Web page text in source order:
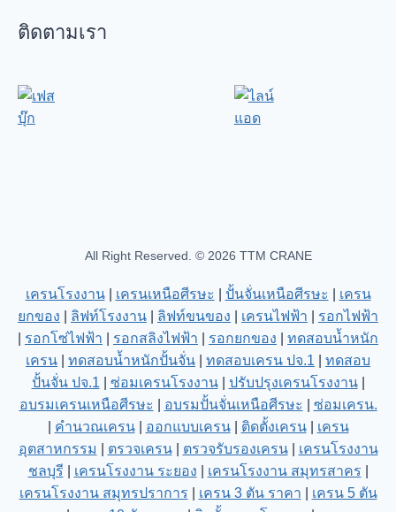
ติดตามเรา
All Right Reserved. © 2026 TTM CRANE
เครนโรงงาน| เครนเหนือศีรษะ ปั้นจั่นเหนือศีรษะ
เครน
ยกของ
ลิฟท์โรงงาน ลิฟท์ขนของ เครนไฟฟ้า
รอกไฟฟ้า
รอกโซ่ไฟฟ้า รอกสลิงไฟฟ้า รอกยกของ
ทดสอบน้ำหนัก
เครน
ทดสอบน้ำหนักปั้นจั่น ทดสอบเครน ปจ.1
ทดสอบ
ปั้นจั่น ปจ.1
ซ่อมเครนโรงงาน| ปรับปรุงเครนโรงงาน|
อบรมเครนเหนือศีรษะ
อบรมปั้นจั่นเหนือศีรษะ
ซ่อมเครน.
คำนวณเครน| ออกแบบเครน| ติดตั้งเครน| เครน
อุตสาหกรรม
ตรวจเครน| ตรวจรับรองเครน| เครนโรงงาน
ชลบุรี
เครนโรงงาน ระยอง เครนโรงงาน สมุทรสาคร
เครนโรงงาน สมุทรปราการ
เครน 3 ตัน ราคา
เครน 5 ตัน